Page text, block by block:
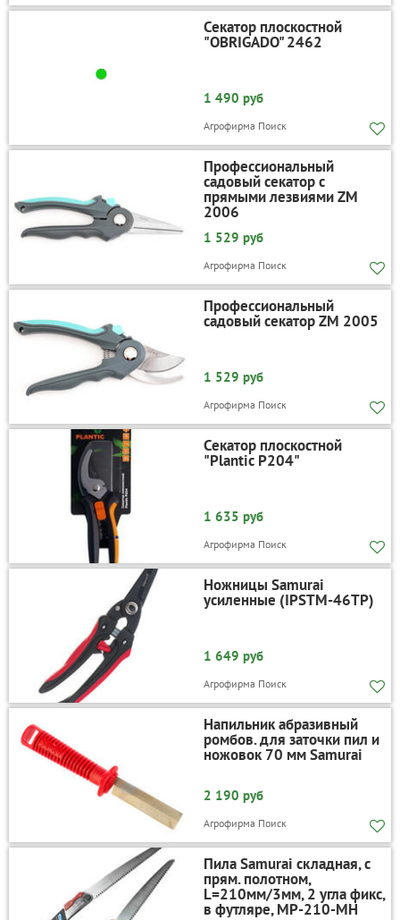
Секатор плоскостной
"OBRIGADO" 2462
1 490 руб
Агрофирма Поиск
Профессиональный
садовый секатор с
прямыми лезвиями ZM
2006
1 529 руб
Агрофирма Поиск
Профессиональный
садовый секатор ZM 2005
1 529 руб
Агрофирма Поиск
Секатор плоскостной
"Plantic P204"
1 635 руб
Агрофирма Поиск
Ножницы Samurai
усиленные (IPSTM-46TР)
1 649 руб
Агрофирма Поиск
Напильник абразивный
ромбов. для заточки пил и
ножовок 70 мм Samurai
2 190 руб
Агрофирма Поиск
Пила Samurai складная, с
прям. полотном,
L=210мм/3мм, 2 угла фикс,
в футляре, MP-210-MH